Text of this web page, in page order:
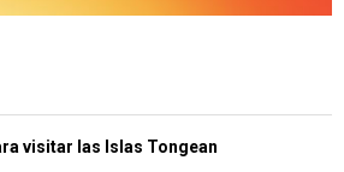
visitar las Islas Tongean